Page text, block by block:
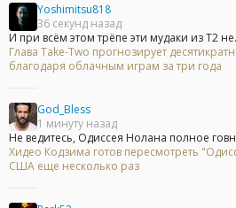
Yoshimitsu818
36 секунд назад
И при всём этом трёпе эти мудаки из Т2
Глава Take-Two прогнозирует
благодаря облачным играм за три года
God_Bless
1 минуту назад
Не ведитесь, Одиссея Нолана полное
Хидео Кодзима готов пересмотреть
США еще несколько раз